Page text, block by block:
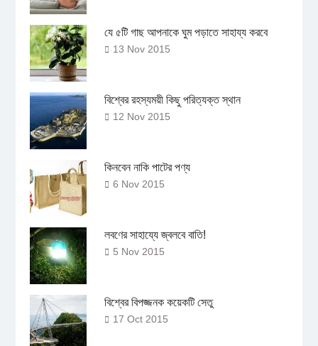
যে ৫টি গাছ আপনাকে ঘুম পড়াতে সাহায্য করবে
13 Nov 2015
বিশ্বের রহস্যময়ী কিছু পরিত্যক্ত স্থান
12 Nov 2015
কিনবেন নাকি পাটের পণ্য
6 Nov 2015
লবণের সাহায্যে জ্বলবে বাতি!
5 Nov 2015
বিশ্বের বিপজ্জনক কয়েকটি সেতু
17 Oct 2015